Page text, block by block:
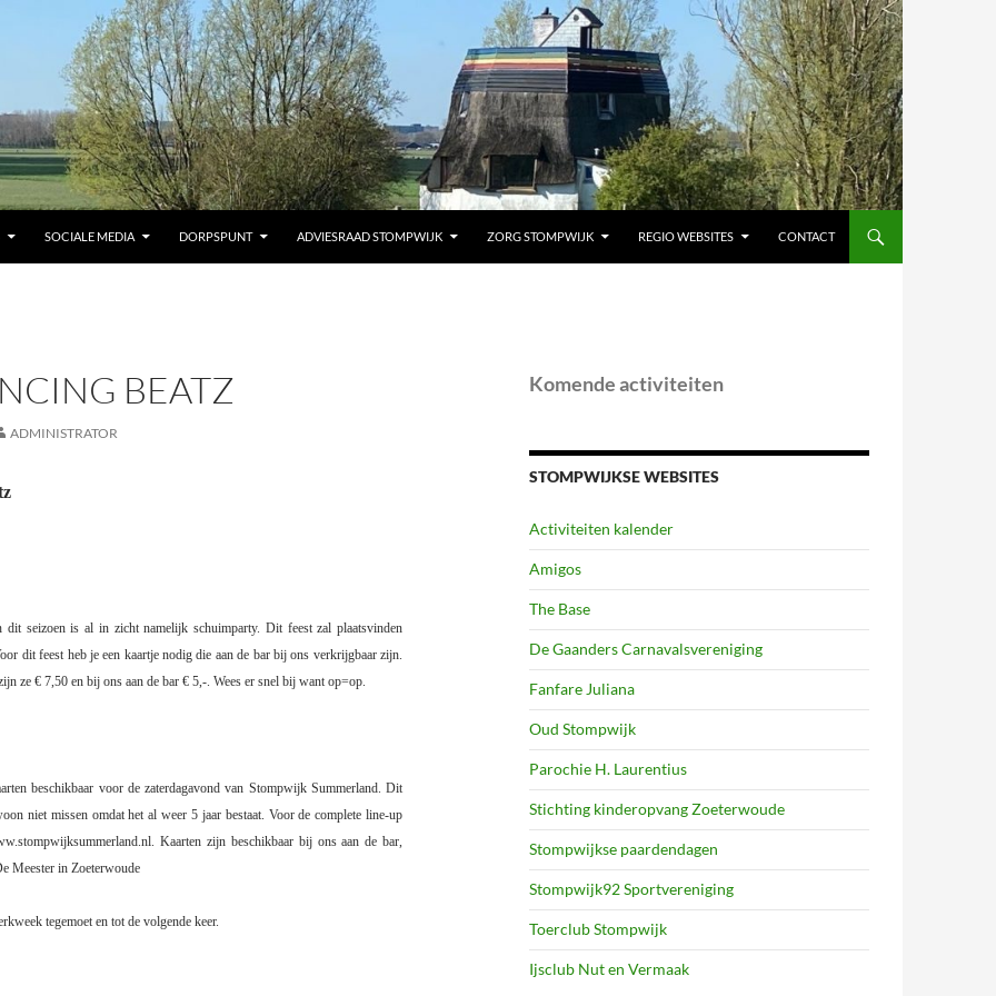
SOCIALE MEDIA DORPSPUNT ADVIESRAAD STOMPWIJK ZORG STOMPWIJK REGIO WEBSITES CONTACT
BEATZ
ADMINISTRATOR
dit seizoen is al in zicht namelijk schuimparty. Dit feest zal plaatsvinden
dit feest heb je een kaartje nodig die aan de bar bij ons verkrijgbaar zijn.
ze € 7,50 en bij ons aan de bar € 5,-. Wees er snel bij want op=op.
beschikbaar voor de zaterdagavond van Stompwijk Summerland. Dit
niet missen omdat het al weer 5 jaar bestaat. Voor de complete line-up
Kaarten zijn beschikbaar bij ons aan de bar,
Meester in Zoeterwoude
tegemoet en tot de volgende keer.
Komende activiteiten
STOMPWIJKSE WEBSITES
Activiteiten kalender
Amigos
The Base
De Gaanders Carnavalsvereniging
Fanfare Juliana
Oud Stompwijk
Parochie H. Laurentius
Stichting kinderopvang Zoeterwoude
Stompwijkse paardendagen
Stompwijk92 Sportvereniging
Toerclub Stompwijk
Ijsclub Nut en Vermaak